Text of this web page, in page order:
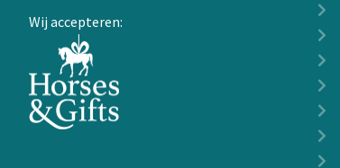
Wij accepteren: